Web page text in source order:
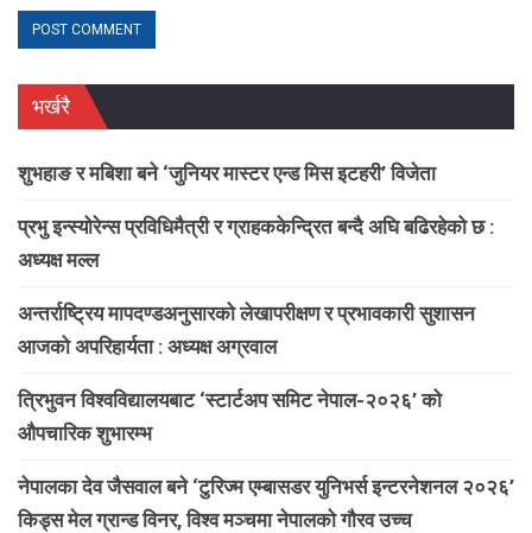
भर्खरै
शुभहाङ र मबिशा बने ‘जुनियर मास्टर एन्ड मिस इटहरी’ विजेता
प्रभु इन्स्योरेन्स प्रविधिमैत्री र ग्राहककेन्द्रित बन्दै अघि बढिरहेको छ :
अध्यक्ष मल्ल
अन्तर्राष्ट्रिय मापदण्डअनुसारको लेखापरीक्षण र प्रभावकारी सुशासन
आजको अपरिहार्यता : अध्यक्ष अग्रवाल
त्रिभुवन विश्वविद्यालयबाट ‘स्टार्टअप समिट नेपाल-२०२६’ को
औपचारिक शुभारम्भ
नेपालका देव जैसवाल बने ‘टुरिज्म एम्बासडर युनिभर्स इन्टरनेशनल २०२६’
किड्स मेल ग्रान्ड विनर, विश्व मञ्चमा नेपालको गौरव उच्च